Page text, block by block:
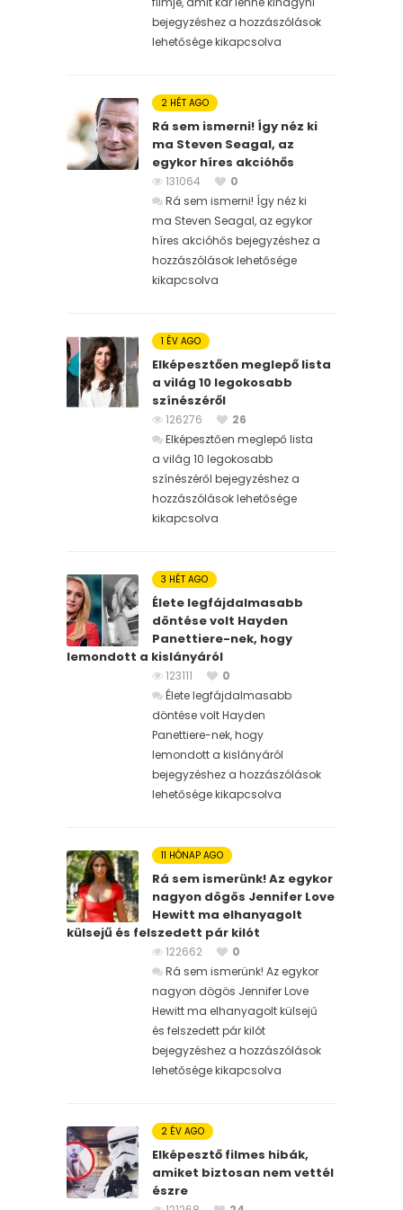
bejegyzéshez a hozzászólások
lehetősége kikapcsolva
2 HÉT AGO
Rá sem ismerni! Így néz ki
ma Steven Seagal, az
egykor híres akcióhős
131064
0
Rá sem ismerni! Így néz ki
ma Steven Seagal, az egykor
híres akcióhős bejegyzéshez a
hozzászólások lehetősége
kikapcsolva
1 ÉV AGO
Elképesztően meglepő lista
a világ 10 legokosabb
színészéről
126276
26
Elképesztően meglepő lista
a világ 10 legokosabb
színészéről bejegyzéshez a
hozzászólások lehetősége
kikapcsolva
3 HÉT AGO
Élete legfájdalmasabb
döntése volt Hayden
Panettiere-nek, hogy
lemondott a kislányáról
123111
0
Élete legfájdalmasabb
döntése volt Hayden
Panettiere-nek, hogy
lemondott a kislányáról
bejegyzéshez a hozzászólások
lehetősége kikapcsolva
11 HÓNAP AGO
Rá sem ismerünk! Az egykor
nagyon dögös Jennifer Love
Hewitt ma elhanyagolt
külsejű és felszedett pár kilót
122662
0
Rá sem ismerünk! Az egykor
nagyon dögös Jennifer Love
Hewitt ma elhanyagolt külsejű
és felszedett pár kilót
bejegyzéshez a hozzászólások
lehetősége kikapcsolva
2 ÉV AGO
Elképesztő filmes hibák,
amiket biztosan nem vettél
észre